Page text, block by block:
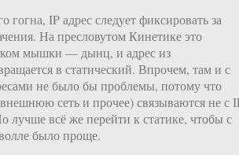
гогна, IP адрес следует фиксировать за
На пресловутом Кинетике это
мышки — дынц, и адрес из
в статический. Впрочем, там и с
не было бы проблемы, потому что
сеть и прочее) связываются не с
лучше всё же перейти к статике, чтобы с
было проще.